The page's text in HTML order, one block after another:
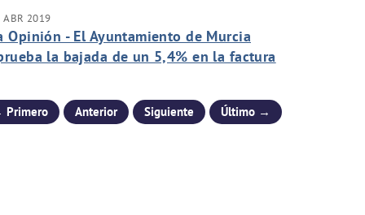
ABR 2019
Opinión - El Ayuntamiento de Murcia
la bajada de un 5,4% en la factura
Anterior Siguiente Último →